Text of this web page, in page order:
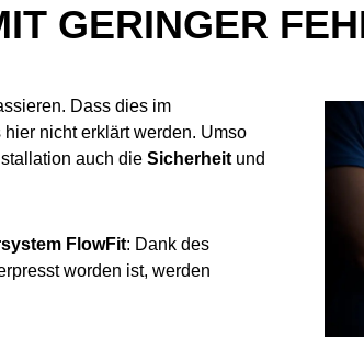
GERINGER
Dass dies im
nicht erklärt werden. Umso
auch die Sicherheit und
FlowFit: Dank des
worden ist, werden